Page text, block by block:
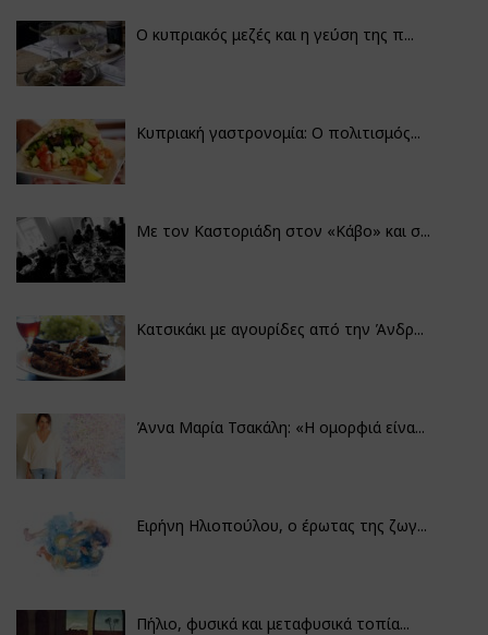
Ο κυπριακός μεζές και η γεύση της π...
Κυπριακή γαστρονομία: Ο πολιτισμός...
Με τον Καστοριάδη στον «Κάβο» και σ...
Κατσικάκι με αγουρίδες από την Άνδρ...
Άννα Μαρία Τσακάλη: «Η ομορφιά είνα...
Ειρήνη Ηλιοπούλου, ο έρωτας της ζωγ...
Πήλιο, φυσικά και μεταφυσικά τοπία...